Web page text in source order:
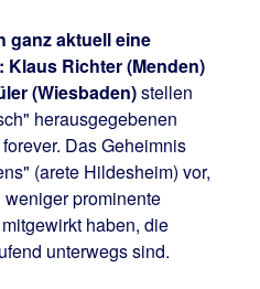
ganz aktuell eine
Richter (Menden)
(Wiesbaden)stellen
herausgegebenen
Das Geheimnis
(arete Hildesheim) vor,
prominente
haben, die
unterwegs sind.